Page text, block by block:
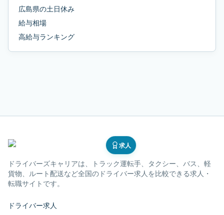
広島県の土日休み
給与相場
高給与ランキング
求人
ドライバーズキャリアは、トラック運転手、タクシー、バス、軽
貨物、ルート配送など全国のドライバー求人を比較できる求人・
転職サイトです。
ドライバー求人